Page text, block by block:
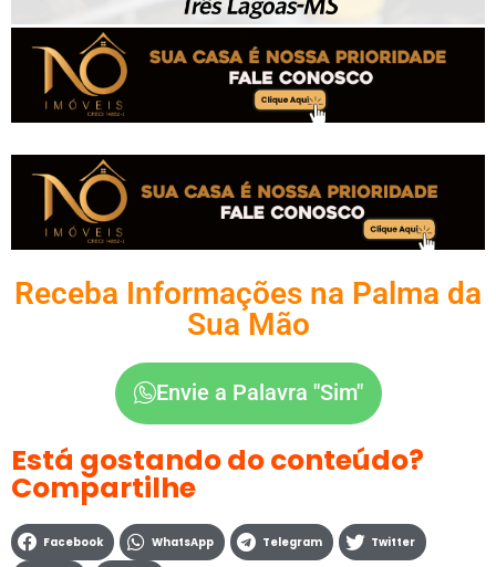
Receba Informações na Palma da
Sua Mão
Envie a Palavra "Sim"
Está gostando do conteúdo?
Compartilhe
Facebook WhatsApp Telegram Twitter